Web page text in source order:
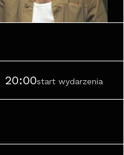
20:00start wydarzenia